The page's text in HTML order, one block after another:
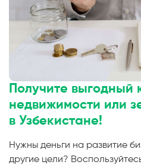
Получите выгодный
недвижимости или
в Узбекистане!
Нужны деньги на развитие
другие цели?